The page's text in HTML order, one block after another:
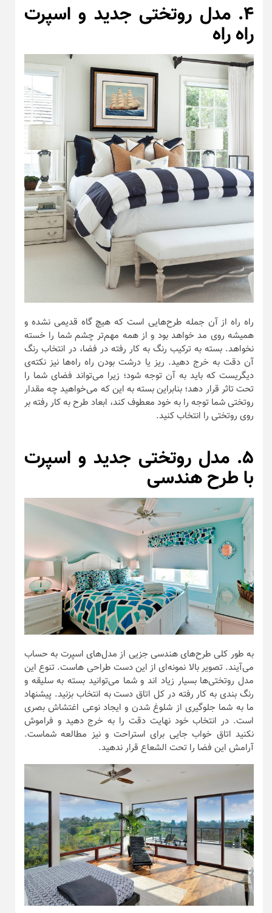
۴. مدل روتختی جدید و اسپرت
راه راه
راه راه از آن جمله طرح‌هایی است که هیچ گاه قدیمی نشده و
همیشه روی مد خواهد بود و از همه مهم‌تر چشم شما را خسته
نخواهد. بسته به ترکیب رنگ به کار رفته در فضا، در انتخاب رنگ
آن دقت به خرج دهید. ریز یا درشت بودن راه راه‌ها نیز نکته‌ی
دیگریست که باید به آن توجه شود؛ زیرا می‌تواند فضای شما را
تحت تاثر قرار دهد؛ بنابراین بسته به این که می‌خواهید چه مقدار
روتختی شما توجه را به خود معطوف کند، ابعاد طرح به کار رفته بر
روی روتختی را انتخاب کنید.
۵. مدل روتختی جدید و اسپرت
با طرح هندسی
به طور کلی طرح‌های هندسی جزیی از مدل‌های اسپرت به حساب
می‌آیند. تصویر بالا نمونه‌ای از این دست طراحی هاست. تنوع این
مدل روتختی‌ها بسیار زیاد اند و شما می‌توانید بسته به سلیقه و
رنگ بندی به کار رفته در کل اتاق دست به انتخاب بزنید. پیشنهاد
ما به شما جلوگیری از شلوغ شدن و ایجاد نوعی اغتشاش بصری
است. در انتخاب خود نهایت دقت را به خرج دهید و فراموش
نکنید اتاق خواب جایی برای استراحت و نیز مطالعه شماست.
آرامش این فضا را تحت الشعاع قرار ندهید.